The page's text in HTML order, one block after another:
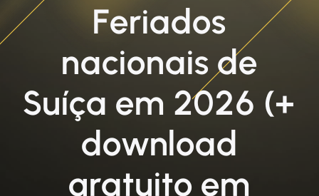
Feriados
nacionais de
Suíça em 2026 (+
download
gratuito em